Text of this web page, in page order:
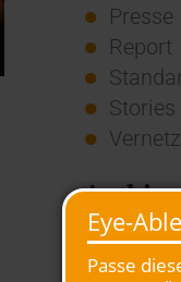
Presse
Report
Stories
Archiv
2026